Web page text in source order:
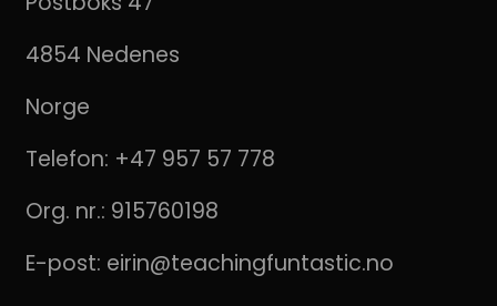
4854 Nedenes
Norge
Telefon: +47 957 57 778
Org. nr.: 915760198
E-post: eirin@teachingfuntastic.no